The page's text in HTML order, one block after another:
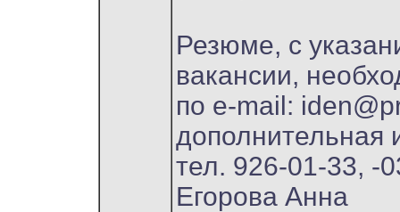
Резюме, с
вакансии,
по e-mail:
дополнительная
тел. 926-01-33, -
Егорова Анна